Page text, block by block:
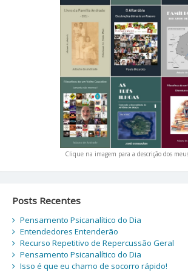
Clique na imagem para a descrição dos
Posts Recentes
Pensamento Psicanalítico do Dia
Entendedores Entenderão
Recurso Repetitivo de Repercussão Geral
Pensamento Psicanalítico do Dia
Isso é que eu chamo de socorro rápido!